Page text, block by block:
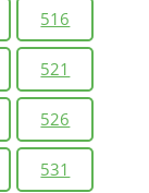
516
521
526
531